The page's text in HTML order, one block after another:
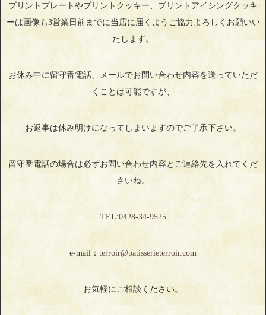
プリントプレートやプリントクッキー、プリントアイシングクッキ
ーは画像も3営業日前までに当店に届くようご協力よろしくお願いい
たします。
お休み中に留守番電話、メールでお問い合わせ内容を送っていただ
くことは可能ですが、
お返事は休み明けになってしまいますのでご了承下さい。
留守番電話の場合は必ずお問い合わせ内容とご連絡先を入れてくだ
さいね。
TEL:0428‐34‐9525
e-mail： terroir@patisserieterroir.com
お気軽にご相談ください。